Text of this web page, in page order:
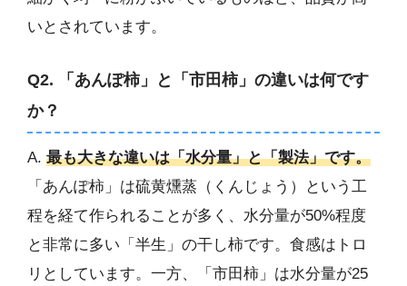
いとされています。
Q2. 「あんぽ柿」と「市田柿」の違いは何です
か？
A. 最も大きな違いは「水分量」と「製法」です。
「あんぽ柿」は硫黄燻蒸（くんじょう）という工
程を経て作られることが多く、水分量が50%程度
と非常に多い「半生」の干し柿です。食感はトロ
リとしています。一方、「市田柿」は水分量が25